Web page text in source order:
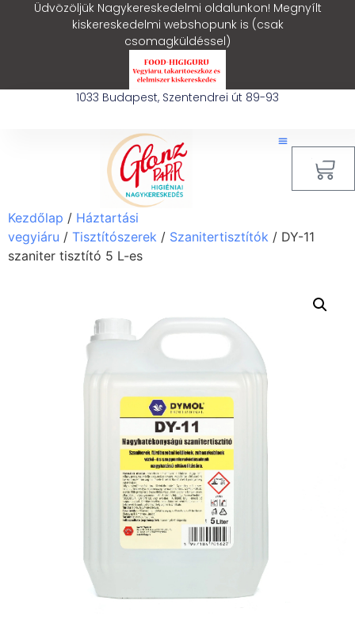
Üdvözöljük Nagykereskedelmi oldalunkon! Megnyílt
kiskereskedelmi webshopunk is (csak
csomagküldéssel)
1033 Budapest, Szentendrei út 89-93
Kezdőlap / Háztartási
vegyiáru / Tisztítószerek / Szanitertisztítók / DY-11
szaniter tisztító 5 L-es